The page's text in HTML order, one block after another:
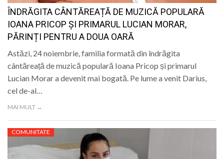
ÎNDRĂGITA CÂNTĂREAȚĂ DE MUZICĂ POPULARĂ
IOANA PRICOP ȘI PRIMARUL LUCIAN MORAR,
PĂRINȚI PENTRU A DOUA OARĂ
Astăzi, 24 noiembrie, familia formată din îndrăgita
cântăreață de muzică populară Ioana Pricop și primarul
Lucian Morar a devenit mai bogată. Pe lume a venit Darius,
cel de-al…
MAI MULT →
COMUNITATE